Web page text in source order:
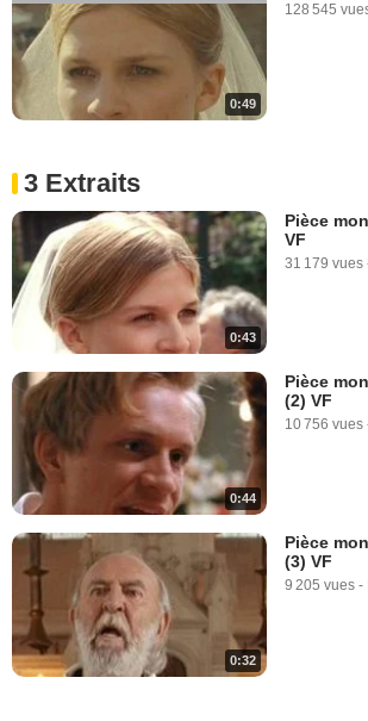
0:49
128 545
3 Extraits
0:43
Pièce
VF
31 179 vues
0:44
Pièce
(2) VF
10 756 vues
0:32
Pièce
(3) VF
9 205 vues -